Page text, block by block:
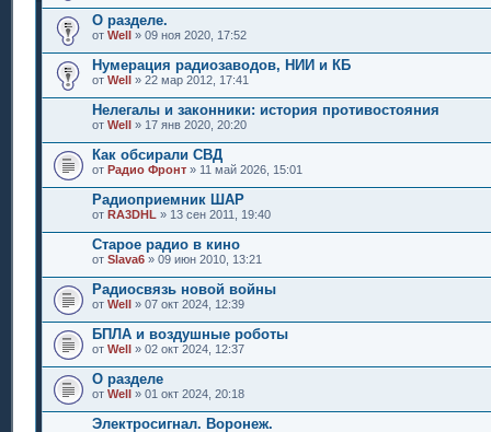
О разделе.
от Well » 09 ноя 2020, 17:52
Нумерация радиозаводов, НИИ и КБ
от Well » 22 мар 2012, 17:41
Нелегалы и законники: история противостояния
от Well » 17 янв 2020, 20:20
Как обсирали СВД
от Радио Фронт » 11 май 2026, 15:01
Радиоприемник ШАР
от RA3DHL » 13 сен 2011, 19:40
Старое радио в кино
от Slava6 » 09 июн 2010, 13:21
Радиосвязь новой войны
от Well » 07 окт 2024, 12:39
БПЛА и воздушные роботы
от Well » 02 окт 2024, 12:37
О разделе
от Well » 01 окт 2024, 20:18
Электросигнал. Воронеж.